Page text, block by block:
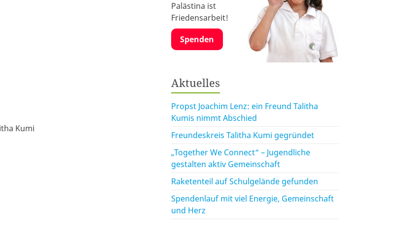
Kumi
Palästina ist
Friedensarbeit!
Spenden
Aktuelles
Propst Joachim Lenz: ein Freund Talitha
Kumis nimmt Abschied
Freundeskreis Talitha Kumi gegründet
„Together We Connect“ – Jugendliche
gestalten aktiv Gemeinschaft
Raketenteil auf Schulgelände gefunden
Spendenlauf mit viel Energie, Gemeinschaft
und Herz